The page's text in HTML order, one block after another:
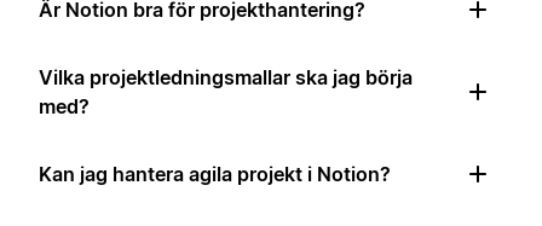
Är Notion bra för projekthantering?
Vilka projektledningsmallar ska jag börja
med?
Kan jag hantera agila projekt i Notion?